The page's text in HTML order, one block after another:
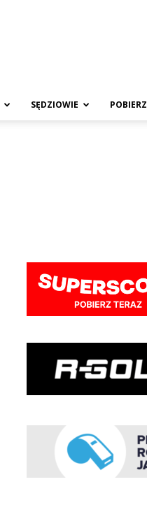
SĘDZIOWIE POBIERZ